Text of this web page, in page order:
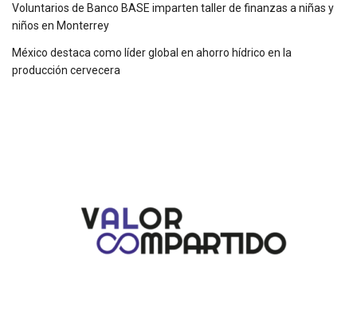
Voluntarios de Banco BASE imparten taller de finanzas a niñas y
niños en Monterrey
México destaca como líder global en ahorro hídrico en la
producción cervecera